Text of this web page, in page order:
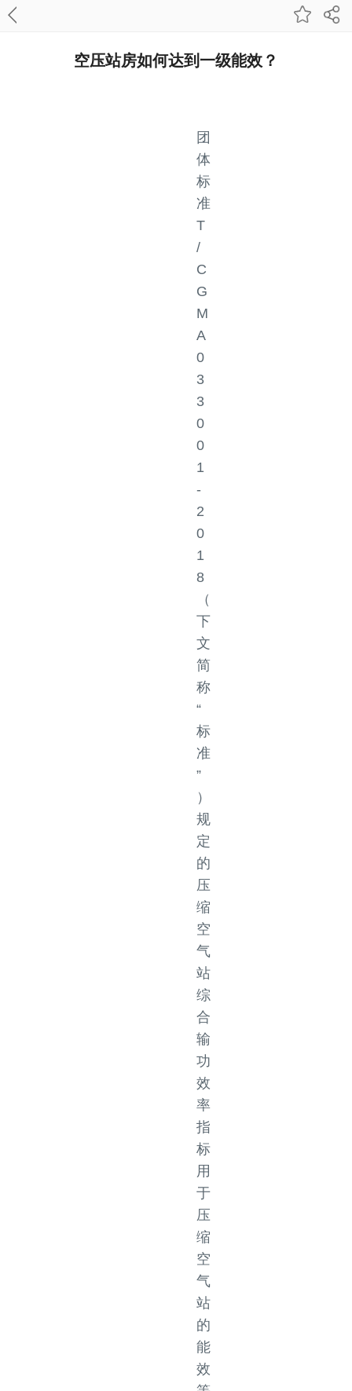
空压站房如何达到一级能效？
团
体
标
准
T
/
C
G
M
A
0
3
3
0
0
1
-
2
0
1
8
（
下
文
简
称
“
标
准
”
）
规
定
的
压
缩
空
气
站
综
合
输
功
效
率
指
标
用
于
压
缩
空
气
站
的
能
效